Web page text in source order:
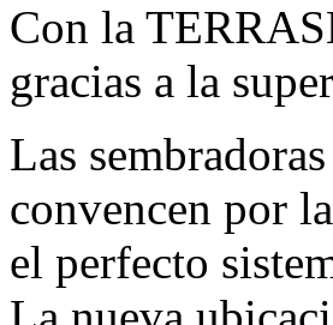
Con la
gracias a la
Las
convencen por
el perfecto